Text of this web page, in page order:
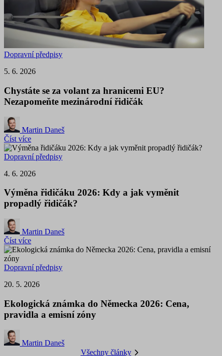
Dopravní předpisy
5. 6. 2026
Chystáte se za volant za hranicemi EU?
Nezapomeňte mezinárodní řidičák
Martin Daneš
Číst více
Dopravní předpisy
4. 6. 2026
Výměna řidičáku 2026: Kdy a jak vyměnit
propadlý řidičák?
Martin Daneš
Číst více
Dopravní předpisy
20. 5. 2026
Ekologická známka do Německa 2026: Cena,
pravidla a emisní zóny
Martin Daneš
Všechny články